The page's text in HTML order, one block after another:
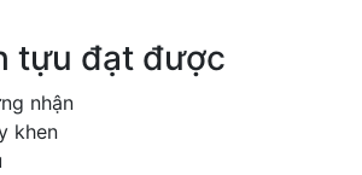
tựu đạt được
nhận
khen